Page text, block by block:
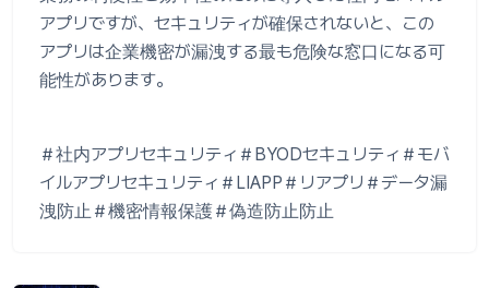
アプリですが、セキュリティが確保されないと、この
アプリは企業機密が漏洩する最も危険な窓口になる可
能性があります。
＃社内アプリセキュリティ＃BYODセキュリティ＃モバ
イルアプリセキュリティ＃LIAPP＃リアプリ＃データ漏
洩防止＃機密情報保護＃偽造防止防止